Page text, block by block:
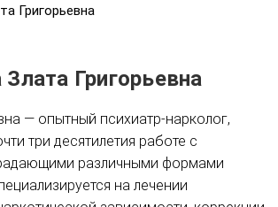
Злата Григорьевна
— опытный психиатр-нарколог,
три десятилетия работе с
различными формами
на лечении